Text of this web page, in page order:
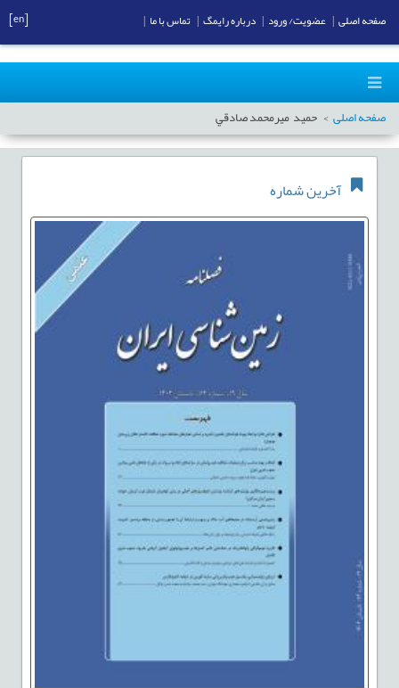
صفحه اصلی حميد ميرمحمد صادقي
آخرین شماره
صفحه اصلی عضویت/ ورود درباره رایمگ تماس با ما